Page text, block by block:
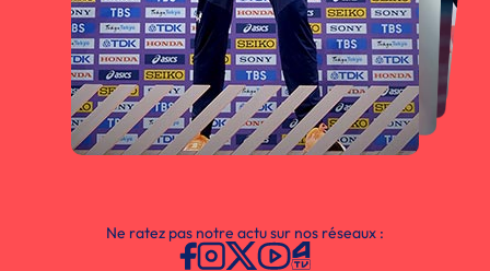
Ne ratez pas notre actu sur nos réseaux :